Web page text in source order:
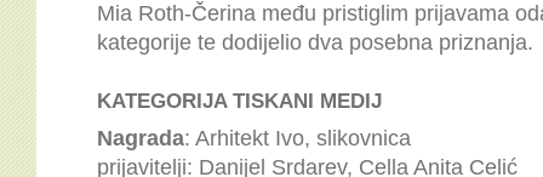
Mia Roth-Čerina među pristiglim prijavama
kategorije te dodijelio dva posebna priznanja.
KATEGORIJA TISKANI MEDIJ
Nagrada: Arhitekt Ivo, slikovnica
prijavitelji: Danijel Srdarev, Cella Anita Celić